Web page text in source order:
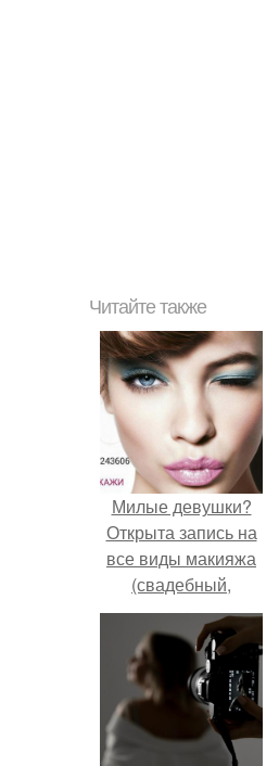
Читайте также
Милые девушки?
Открыта запись на
все виды макияжа
(свадебный,
дневной, вечерний?